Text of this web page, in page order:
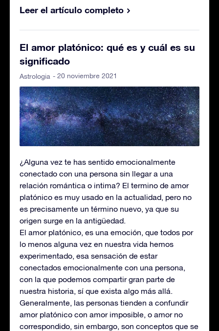
Leer el artículo completo
El amor platónico: qué es y cuál es su
significado
Astrologia - 20 noviembre 2021
¿Alguna vez te has sentido emocionalmente
conectado con una persona sin llegar a una
relación romántica o intima? El termino de amor
platónico es muy usado en la actualidad, pero no
es precisamente un término nuevo, ya que su
origen surge en la antigüedad.
El amor platónico, es una emoción, que todos por
lo menos alguna vez en nuestra vida hemos
experimentado, esa sensación de estar
conectados emocionalmente con una persona,
con la que podemos compartir gran parte de
nuestra historia, sí que exista algo más allá.
Generalmente, las personas tienden a confundir
amor platónico con amor imposible, o amor no
correspondido, sin embargo, son conceptos que se